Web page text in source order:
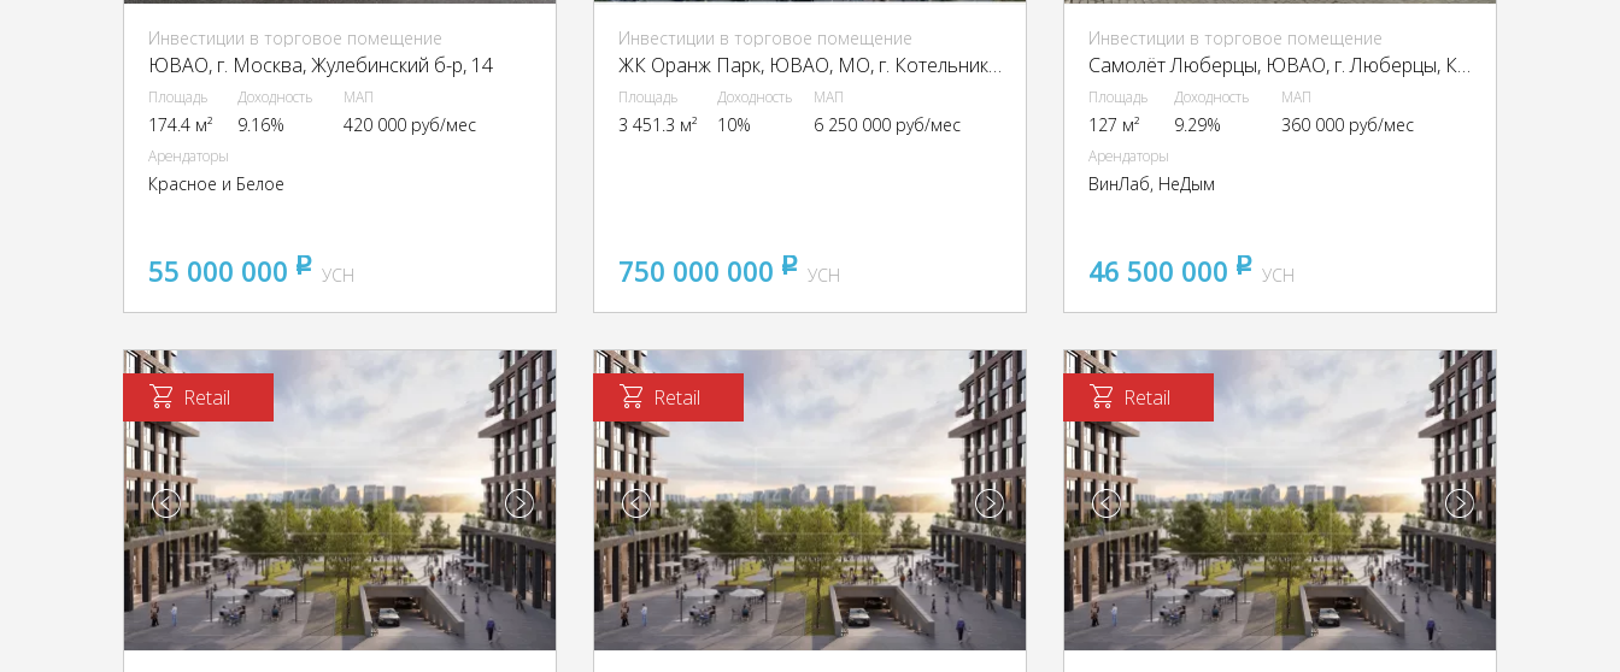
Инвестиции в торговое помещение
ЮВАО, г. Москва, Жулебинский б-р, 14
Площадь
174.4 м²
Доходность
9.16%
МАП
420 000 руб/мес
Арендаторы
Красное и Белое
55 000 000 pуб
УСН
Инвестиции в торговое помещение
ЖК Оранж Парк, ЮВАО, МО, г. Котельники, Сосновая ул., 5к1
Площадь
3 451.3 м²
Доходность
10%
МАП
6 250 000 руб/мес
750 000 000 pуб
УСН
Инвестиции в торговое помещение
Самолёт Люберцы, ЮВАО, г. Люберцы, Каштановая ул., 6/2
Площадь
127 м²
Доходность
9.29%
МАП
360 000 руб/мес
Арендаторы
ВинЛаб, НеДым
46 500 000 pуб
УСН
Retail Retail Retail